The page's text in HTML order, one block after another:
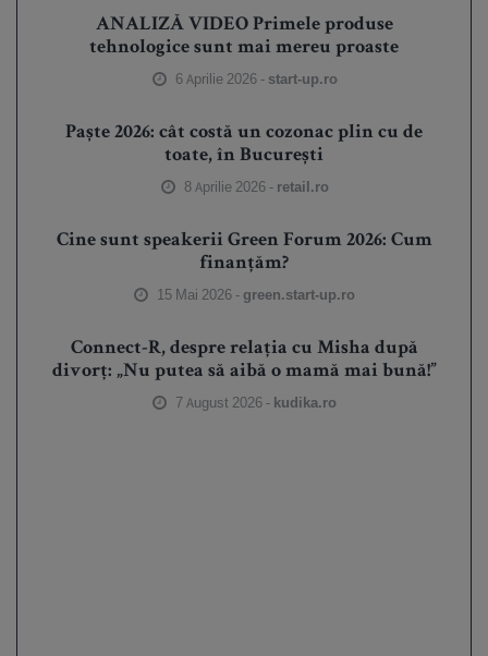
ANALIZĂ VIDEO Primele produse
tehnologice sunt mai mereu proaste
6 Aprilie 2026 - start-up.ro
Paște 2026: cât costă un cozonac plin cu de
toate, în București
8 Aprilie 2026 - retail.ro
Cine sunt speakerii Green Forum 2026: Cum
finanțăm?
15 Mai 2026 - green.start-up.ro
Connect-R, despre relația cu Misha după
divorț: „Nu putea să aibă o mamă mai bună!”
7 August 2026 - kudika.ro